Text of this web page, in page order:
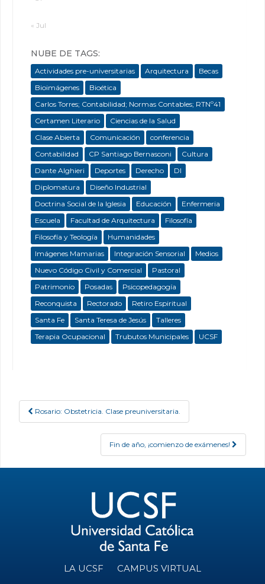
« Jul
NUBE DE TAGS:
Actividades pre-universitarias Arquitectura
Becas
Bioimágenes
Bioética
Carlos Torres; Contabilidad; Normas Contables; RTNº41
Certamen Literario
Ciencias de la Salud
Clase Abierta
Comunicación
conferencia
Contabilidad
CP Santiago Bernasconi
Cultura
Dante Alghieri
Deportes Derecho
DI
Diplomatura
Diseño Industrial
Doctrina Social de la Iglesia
Educación
Enfermeria
Escuela
Facultad de Arquitectura
Filosofía
Filosofía y Teología
Humanidades
Imágenes Mamarias
Integración Sensorial
Medios
Nuevo Código Civil y Comercial
Pastoral
Patrimonio
Posadas
Psicopedagogía
Reconquista
Rectorado
Retiro Espiritual
Santa Fe
Santa Teresa de Jesús
Talleres
Terapia Ocupacional
Trubutos Municipales UCSF
Post navigation
Rosario: Obstetricia. Clase preuniversitaria.
Fin de año, ¡comienzo de exámenes!
LA UCSF CAMPUS VIRTUAL